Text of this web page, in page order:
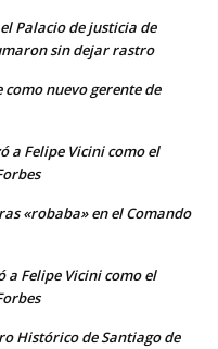
Palacio de justicia de
sin dejar rastro
nuevo gerente de
a Felipe Vicini como el
«robaba» en el Comando
a Felipe Vicini como el
Histórico de Santiago de